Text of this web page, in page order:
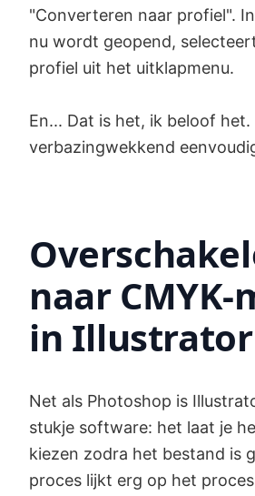
"Converteren naar profiel".
nu wordt geopend,
profiel uit het uitklapmenu.
En... Dat is het, ik beloof het.
verbazingwekkend
naar CMYK-
in Illustrator
Net als Photoshop is
stukje software: het laat je
kiezen zodra het bestand is
proces lijkt erg op het